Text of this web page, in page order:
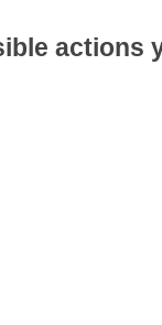
actions